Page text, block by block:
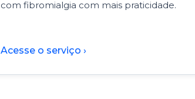
com fibromialgia com mais praticidade.
Acesse o serviço ›